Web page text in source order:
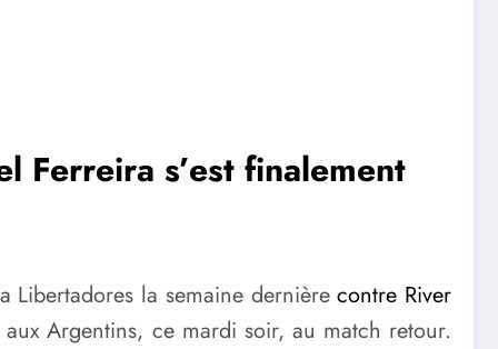
Ferreira s’est finalement
Libertadores la semaine dernièrecontre River
Argentins, ce mardi soir, au match retour.